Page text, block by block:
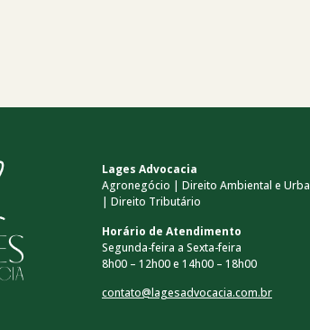
Lages Advocacia
Agronegócio | Direito Ambiental e
| Direito Tributário
Horário de Atendimento
Segunda-feira a Sexta-feira
8h00 – 12h00 e 14h00 – 18h00
contato@lagesadvocacia.com.br